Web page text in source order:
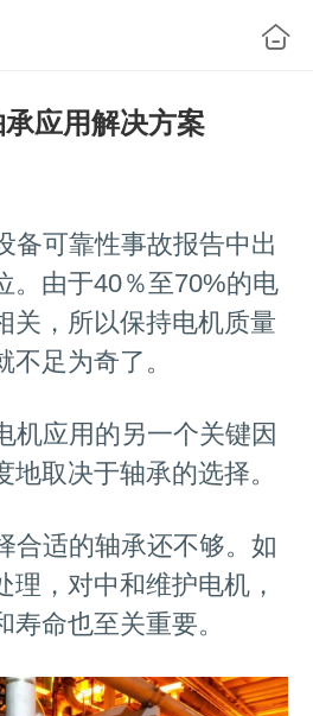
应用解决方案
备可靠性事故报告中出
。由于40％至70%的电
关，所以保持电机质量
足为奇了。
机应用的另一个关键因
取决于轴承的选择。
合适的轴承还不够。如
理，对中和维护电机，
命也至关重要。